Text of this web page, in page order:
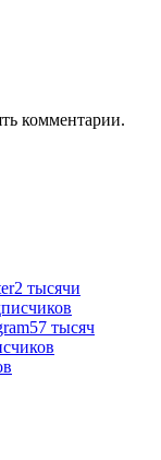
комментарии.
2 тысячи
57 тысяч